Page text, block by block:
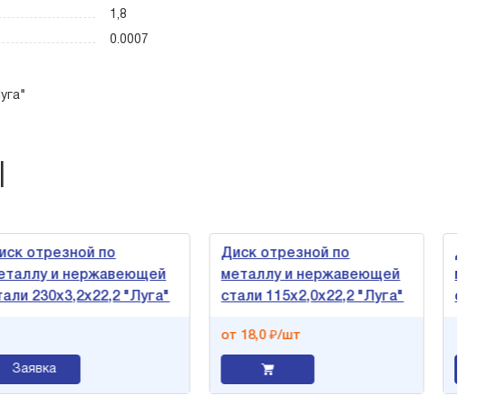
1,8
0.0007
по
и нержавеющей
"Луга"
Диск отрезной по
металлу и нержавеющей
стали 115х2,0х22,2 "Луга"
от 18,0 ₽/шт
Диск
металлу
стали